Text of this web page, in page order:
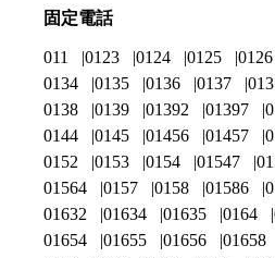
固定電話
011 0123 0124 0125 0126
0134
0135 0136 0137
0138
0139 01392 01397
0144
0145 01456 01457
0152
0153 0154 01547
01564
0157 0158 01586
01632
01634 01635 0164
01654
01655 01656 01658